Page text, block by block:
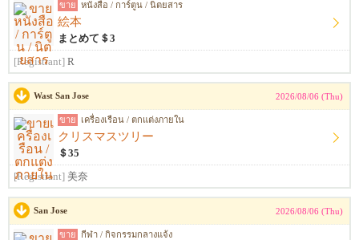
ขาย หนังสือ / การ์ตูน / นิตยสาร
絵本
まとめて＄3
[Registrant] R
Wast San Jose 2026/08/06 (Thu)
ขาย เครื่องเรือน / ตกแต่งภายใน
クリスマスツリー
＄35
[Registrant] 美奈
San Jose 2026/08/06 (Thu)
ขาย กีฬา / กิจกรรมกลางแจ้ง